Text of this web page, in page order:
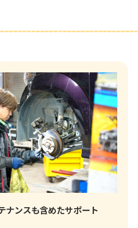
ナンスも含めたサポート